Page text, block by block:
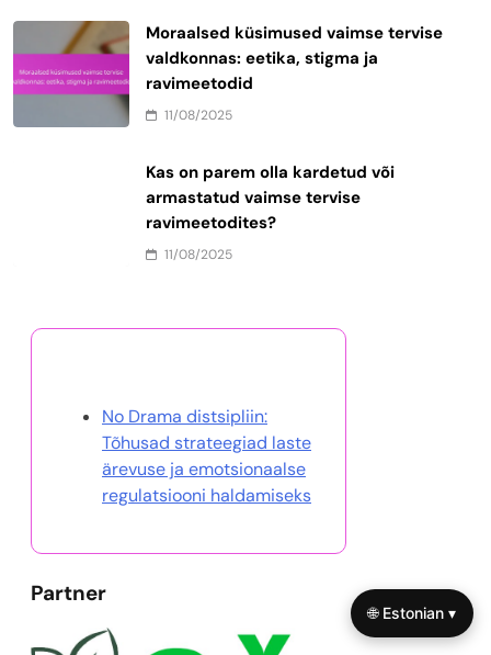
Moraalsed küsimused vaimse tervise
valdkonnas: eetika, stigma ja
ravimeetodid
11/08/2025
Kas on parem olla kardetud või
armastatud vaimse tervise
ravimeetodites?
11/08/2025
No Drama distsipliin:
Tõhusad strateegiad laste
ärevuse ja emotsionaalse
regulatsiooni haldamiseks
Partner
🌐 Estonian ▾